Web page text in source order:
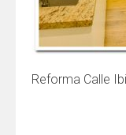
Reforma Calle